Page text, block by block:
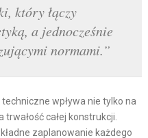
który łączy
a jednocześnie
normami.”
techniczne wpływa nie tylko na
całej konstrukcji.
zaplanowanie każdego